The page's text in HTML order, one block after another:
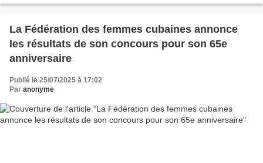
La Fédération des femmes cubaines annonce
les résultats de son concours pour son 65e
anniversaire
Publié le 25/07/2025 à 17:02
Par anonyme